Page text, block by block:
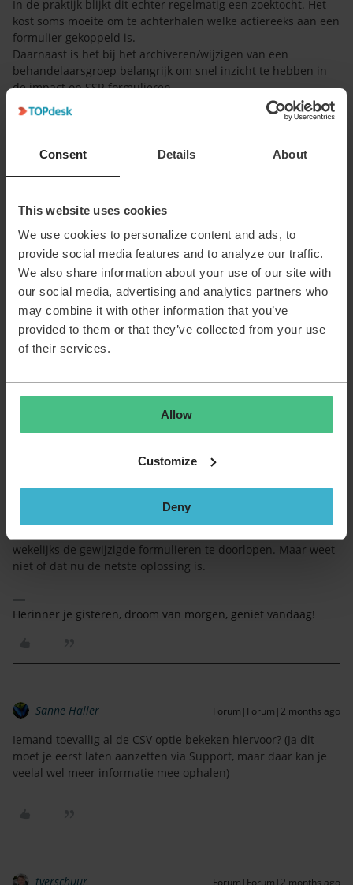
Consent Details About
This website uses cookies
We use cookies to personalize content and ads, to
provide social media features and to analyze our traffic.
We also share information about your use of our site with
our social media, advertising and analytics partners who
may combine it with other information that you’ve
provided to them or that they’ve collected from your use
of their services.
Allow
Customize
Deny
In de praktijk blijkt dit echter regelmatig een zoektocht. Het
kost soms moeite om te achterhalen welke actiereeks aan een
formulier gekoppeld is.
Daarnaast is het bij het archiveren/wijzigen van een
behandelaarsgroep belangrijk om snel inzicht te hebben in
de impact op SSP-formulieren.
Ook wijzigingen in categorieën en subcategorieën kunnen
impact hebben op SSP-formulieren en moeten daarom
inzichtelijk zijn.
Daarom overweeg ik om een assetsjabloon aan te maken met
de naam Selfserviceportal Formulier.
asset vastgelegd.
opgenomen:
Behandelaarsgroep
Eigenaar
Actiereeks
Categorie
Subcategorie
etc.
formulieren gaat en er meerdere SSP-formulierbouwers zijn.
De uitdaging is namelijk om dit op een consistente manier te
organiseren en te beheren.
Het zou goed zijn als Topdesk hier meer aandacht voor heeft.
met meerdere bouwers. Probeer het dan maar eens up-to-
date te houden inderdaad. Zelf zat ik er nog wel aan te
wekelijks de gewijzigde formulieren te doorlopen. Maar weet
niet of dat nu de netste oplossing is.
Herinner je gisteren, droom van morgen, geniet vandaag!
Sanne Haller Forum|Forum|2 months ago
Iemand toevallig al de CSV optie bekeken hiervoor? (Ja dit
moet je eerst laten aanzetten via Support, maar daar kan je
veelal wel meer informatie mee ophalen)
tverschuur Forum|Forum|2 months ago